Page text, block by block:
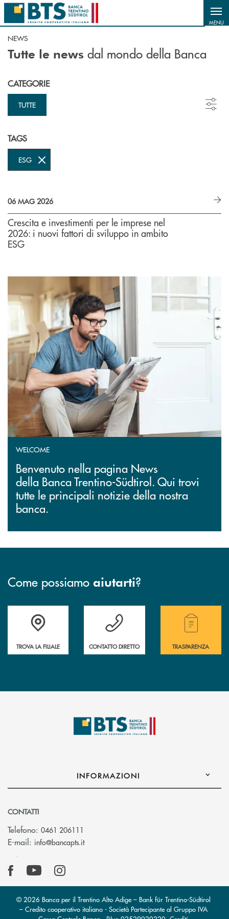
Salta al contenuto principale
MENU
NEWS
Tutte le news dal mondo della Banca
CATEGORIE
TUTTE
TAGS
ESG
06 MAG 2026
Crescita e investimenti per le imprese nel
2026: i nuovi fattori di sviluppo in ambito
ESG
WELCOME
Benvenuto nella pagina News
della Banca Trentino-Südtirol. Qui trovi
tutte le principali notizie della nostra
banca.
Come possiamo aiutarti?
Accedi all' elenco completo delle filiali.
TROVA LA FILIALE
Hai bisogno di assistenza immediata?
CONTATTO DIRETTO
Hai bisogno di
TRASPARENZA
INFORMAZIONI
CONTATTI
Telefono: 0461 206111
E-mail: info@bancapts.it(si apre l’app di posta elettronica)
© 2026 Banca per il Trentino Alto Adige – Bank für Trentino-Südtirol
– Credito cooperativo italiano - Società Partecipante al Gruppo IVA